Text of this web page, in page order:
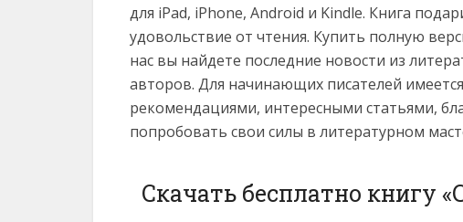
для iPad, iPhone, Android и Kindle. Книга
удовольствие от чтения. Купить полную
нас вы найдете последние новости из
авторов. Для начинающих писателей
рекомендациями, интересными статьями,
попробовать свои силы в литературном
Скачать бесплатно книгу